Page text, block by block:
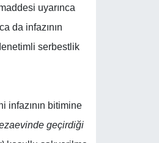
uyarınca
da infazının
serbestlik
infazının bitimine
geçirdiği